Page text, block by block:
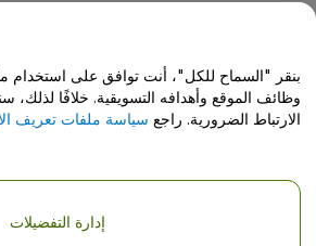
مركز المساعدة / اتصل بنا
حقوق النشر © شركة فياجوجو المحدودة 2026
بنقر "السماح للكل"، أنت توافق على استخدام
وظائف الموقع وأهدافه التسويقية. خلافًا
الارتباط الضرورية. راجع سياسة ملفات تعريف
إدارة التفضيلات